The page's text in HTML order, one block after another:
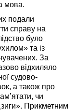
мова.
подали
справу на
було
та із
За
відхиляло
судово-
а також про
чи
Прикметним